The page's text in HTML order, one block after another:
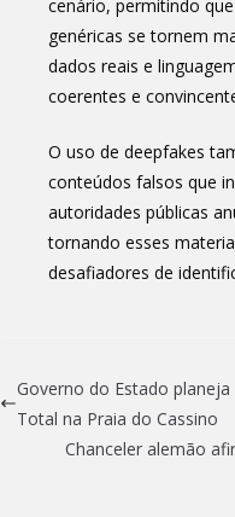
cenário, permitindo
genéricas se tornem
dados reais e
coerentes e
O uso de deepfakes
conteúdos falsos que
autoridades públicas
tornando esses
desafiadores de
Governo do Estado
Total na Praia do Cassino
Chanceler alemão